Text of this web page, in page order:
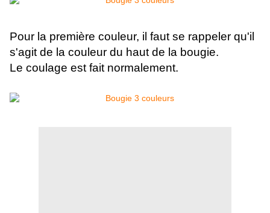
Pour la première couleur, il faut se rappeler qu'il
s'agit de la couleur du haut de la bougie.
Le coulage est fait normalement.